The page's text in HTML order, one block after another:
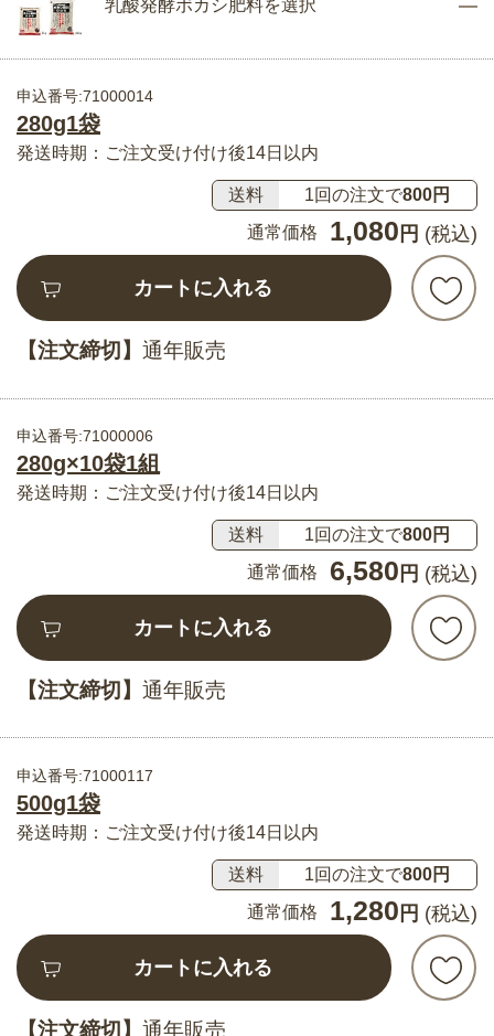
乳酸発酵ボカシ肥料を選択
申込番号:71000014
280g1袋
発送時期：ご注文受け付け後14日以内
送料 1回の注文で800円
通常価格
1,080 円 (税込)
カートに入れる
【注文締切】 通年販売
申込番号:71000006
280g×10袋1組
発送時期：ご注文受け付け後14日以内
送料 1回の注文で800円
通常価格
6,580 円 (税込)
カートに入れる
【注文締切】 通年販売
申込番号:71000117
500g1袋
発送時期：ご注文受け付け後14日以内
送料 1回の注文で800円
通常価格
1,280 円 (税込)
カートに入れる
【注文締切】 通年販売